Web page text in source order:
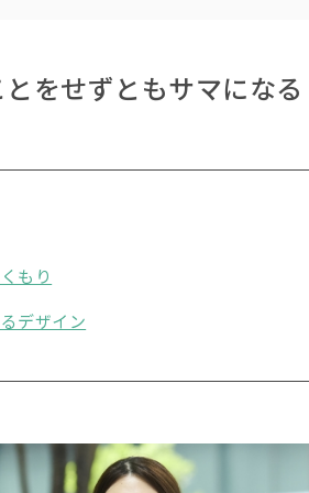
をせずともサマになる
もり
デザイン